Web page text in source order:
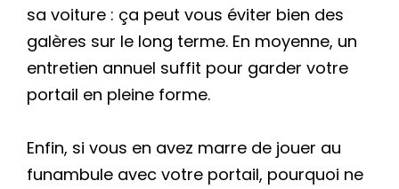
sa voiture : ça peut vous éviter bien des
galères sur le long terme. En moyenne, un
entretien annuel suffit pour garder votre
portail en pleine forme.
Enfin, si vous en avez marre de jouer au
funambule avec votre portail, pourquoi ne